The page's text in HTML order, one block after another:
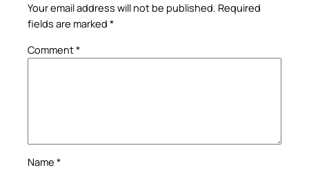
Your email address will not be published. Required
fields are marked *
Comment*
Name *